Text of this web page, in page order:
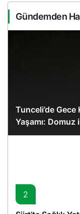
Gündemden
Tunceli’de Gece
Yaşamı: Domuz
2